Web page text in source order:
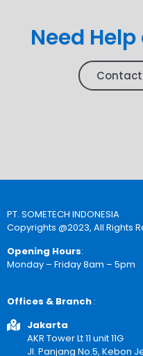
Need
Contact
PT. SOMETECH INDONESIA
Copyrights @2023, All Rights
Opening Hours:
Monday – Friday 8am – 5pm
Offices & Branch :
Jakarta
AKR Tower Lt 11 unit 11G
Jl. Panjang No.5, Kebon